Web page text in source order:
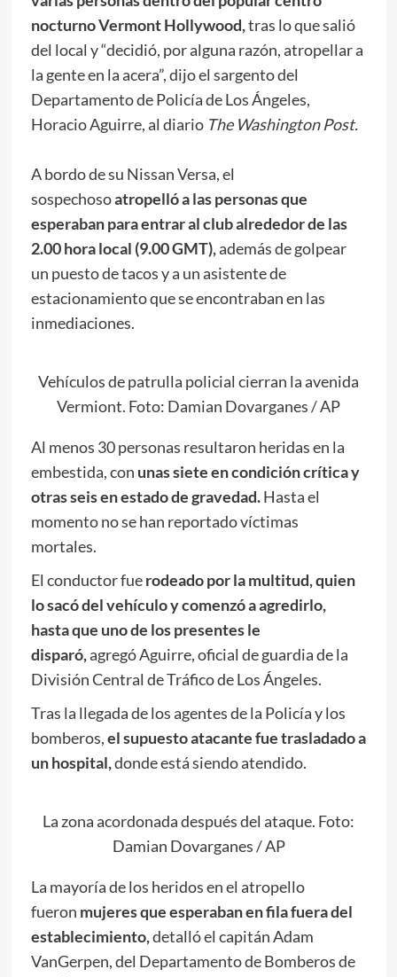
nocturno Vermont Hollywood,tras lo que salió
del local y “decidió, por alguna razón, atropellar a
la gente en la acera”, dijo el sargento del
Departamento de Policía de Los Ángeles,
Horacio Aguirre, al diario The Washington Post.
A bordo de su Nissan Versa, el
sospechosoatropelló a las personas que
esperaban para entrar al club alrededor de las
2.00 hora local (9.00 GMT),además de golpear
un puesto de tacos y a un asistente de
estacionamiento que se encontraban en las
inmediaciones.
Vehículos de patrulla policial cierran la avenida
Vermiont. Foto: Damian Dovarganes / AP
Al menos 30 personas resultaron heridas en la
embestida, con unas siete en condición crítica y
otras seis en estado de gravedad.Hasta el
momento no se han reportado víctimas
mortales.
El conductor fuerodeado por la multitud, quien
lo sacó del vehículo y comenzó a agredirlo,
hasta que uno de los presentes le
disparó,agregó Aguirre, oficial de guardia de la
División Central de Tráfico de Los Ángeles.
Tras la llegada de los agentes de la Policía y los
bomberos,el supuesto atacante fue trasladado a
un hospital,donde está siendo atendido.
La zona acordonada después del ataque. Foto:
Damian Dovarganes / AP
La mayoría de los heridos en el atropello
fueron mujeres que esperaban en fila fuera del
establecimiento,detalló el capitán Adam
VanGerpen, del Departamento de Bomberos de